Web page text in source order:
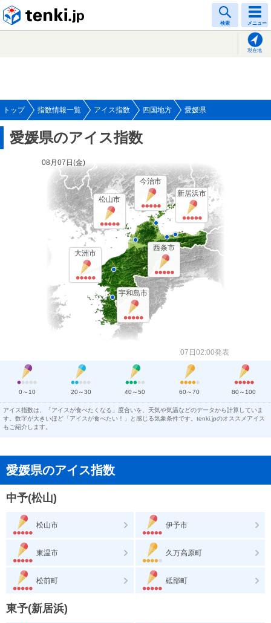
検索 メニュー
現在地
トップ 指数情報一覧 アイス指数 四国地方 愛媛県
愛媛県のアイス指数
08月07日(金)
松山市
宇和島市
新居浜市
今治市
大洲市
西条市
07日02:00発表
0～10 20～30 40～50 60～70 80～100
アイス指数は、「アイスが食べたくなる」度合いを、天気や気温などのデータから計算していま
す。数字が大きいほど「アイスが食べたい！」と感じる気象条件です。tenki.jpのオススメアイス
もご紹介します。
愛媛県のアイス指数
中予(松山)
松山市 伊予市
東温市 久万高原町
松前町 砥部町
東予(新居浜)